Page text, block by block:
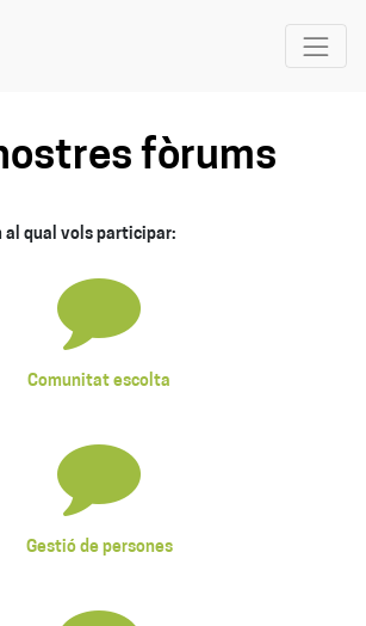
fòrums
al qual vols participar:
Comunitat escolta
Gestió de persones